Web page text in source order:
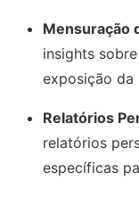
Mensuração
insights
exposição da
Relatórios
relatórios
específicas